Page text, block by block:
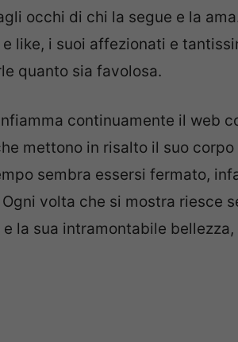
occhi di chi la segue e la
like, i suoi affezionati e
quanto sia favolosa.
continuamente il web
mettono in risalto il suo
sembra essersi fermato,
volta che si mostra riesce
la sua intramontabile